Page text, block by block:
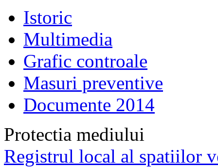
Istoric
Multimedia
Grafic controale
Masuri preventive
Documente 2014
Protectia mediului
Registrul local al spatiilor